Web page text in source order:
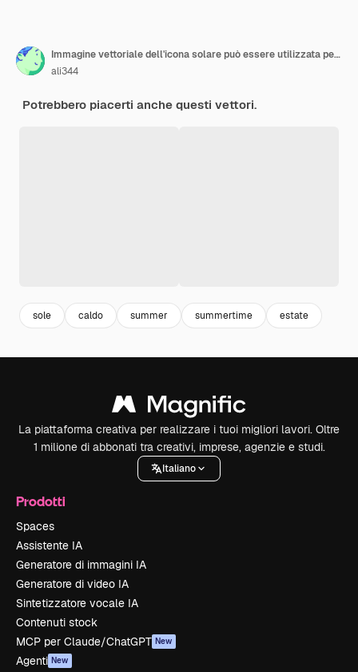
Immagine vettoriale dell'icona solare può essere utilizzata per la tecnologia spaziale
ali344
Potrebbero piacerti anche questi vettori.
sole caldo summer summertime estate
La piattaforma creativa per realizzare i tuoi migliori lavori. Oltre
1 milione di abbonati tra creativi, imprese, agenzie e studi.
Italiano
Prodotti
Spaces
Assistente IA
Generatore di immagini IA
Generatore di video IA
Sintetizzatore vocale IA
Contenuti stock
MCP per Claude/ChatGPT New
Agenti New